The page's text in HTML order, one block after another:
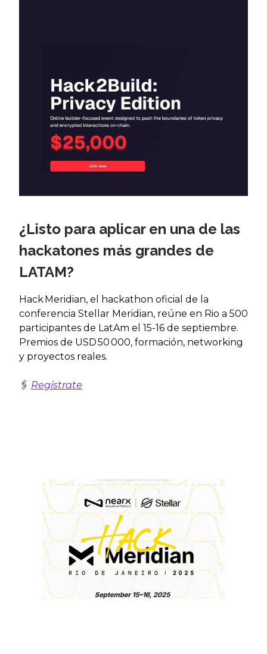
¿Listo para aplicar en una de las
hackatones más grandes de
LATAM?
Hack Meridian, el hackathon oficial de la
conferencia Stellar Meridian, reúne en Rio a 500
participantes de LatAm el 15‑16 de septiembre.
Premios de USD 50 000, formación, networking
y proyectos reales.
🖇️ Regístrate